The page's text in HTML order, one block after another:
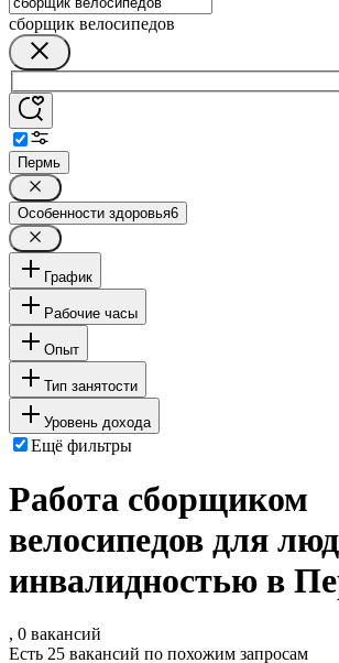
сборщик велосипедов
Пермь
Особенности здоровья6
График
Рабочие часы
Опыт
Тип занятости
Уровень дохода
Ещё фильтры
Работа сборщиком
велосипедов для
инвалидностью в
, 0 вакансий
Есть 25 вакансий по похожим запросам